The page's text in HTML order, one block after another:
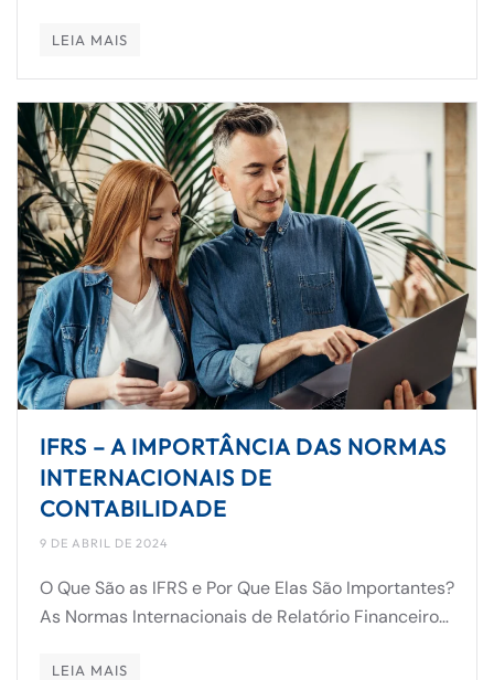
LEIA MAIS
IFRS – A IMPORTÂNCIA DAS NORMAS
INTERNACIONAIS DE
CONTABILIDADE
9 DE ABRIL DE 2024
O Que São as IFRS e Por Que Elas São Importantes?
As Normas Internacionais de Relatório Financeiro…
LEIA MAIS